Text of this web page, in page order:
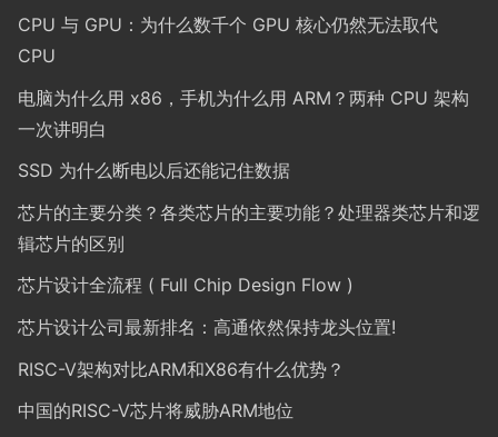
CPU 与 GPU：为什么数千个 GPU 核心仍然无法取代
CPU
电脑为什么用 x86，手机为什么用 ARM？两种 CPU 架构
一次讲明白
SSD 为什么断电以后还能记住数据
芯片的主要分类？各类芯片的主要功能？处理器类芯片和逻
辑芯片的区别
芯片设计全流程 ( Full Chip Design Flow )
芯片设计公司最新排名：高通依然保持龙头位置!
RISC-V架构对比ARM和X86有什么优势？
中国的RISC-V芯片将威胁ARM地位